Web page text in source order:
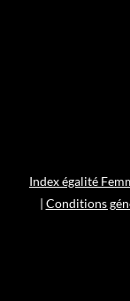
Index égalité
| Conditions